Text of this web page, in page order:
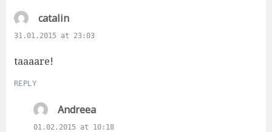
catalins
a
31.01.2015 at 23:03
taaaare!
REPLY
Andreeas
a
01.02.2015 at 10:18